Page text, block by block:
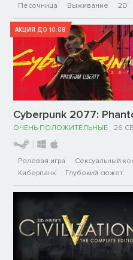
Песочница
Выживание 2D
АКЦИЯ ДО 10.08
Cyberpunk 2077:
ОЧЕНЬ ПОЛОЖИТЕЛЬНЫЕ 26
Ролевая игра Сексуальный
Киберпанк
Глубокий сюжет